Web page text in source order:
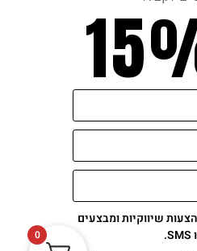
0
שיווקיות ומבצעים